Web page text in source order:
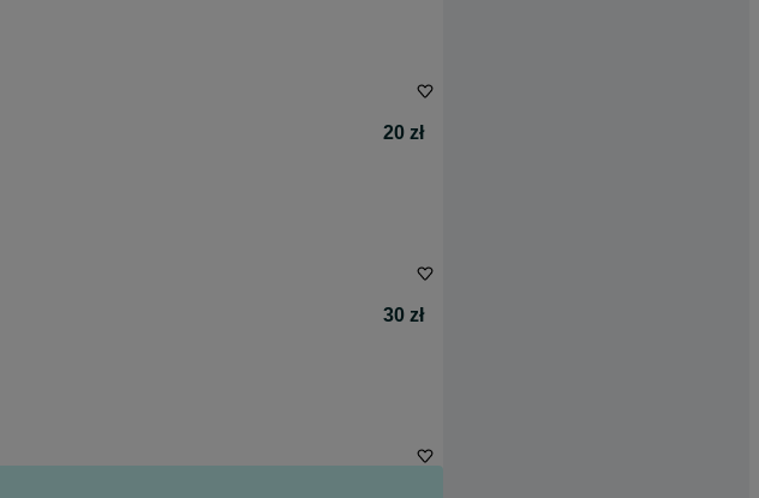
20 zł
30 zł